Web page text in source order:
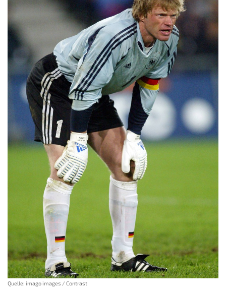
Quelle: imago images / Contrast